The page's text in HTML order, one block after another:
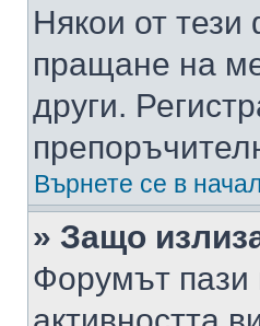
Някои от
пращане на
други.
Върнете се в
» Защо
Форумът пази